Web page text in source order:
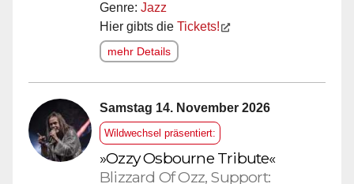
Genre: Jazz
Hier gibts die Tickets!
mehr Details
Samstag 14. November 2026
Wildwechsel präsentiert:
»Ozzy Osbourne Tribute«
Blizzard Of Ozz, Support: